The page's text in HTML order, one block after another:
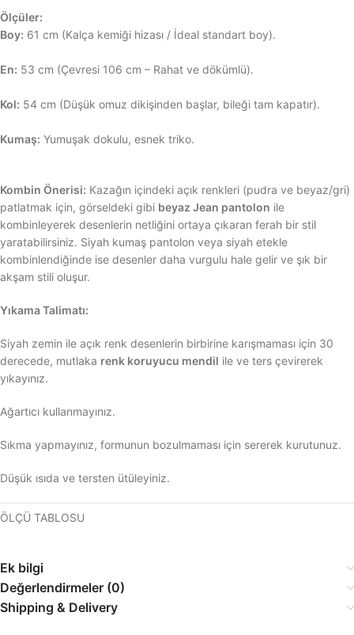
Ölçüler:
Boy: 61 cm (Kalça kemiği hizası / İdeal standart boy).
En: 53 cm (Çevresi 106 cm – Rahat ve dökümlü).
Kol: 54 cm (Düşük omuz dikişinden başlar, bileği tam kapatır).
Kumaş: Yumuşak dokulu, esnek triko.
Kombin Önerisi: Kazağın içindeki açık renkleri (pudra ve beyaz/gri)
patlatmak için, görseldeki gibi beyaz Jean pantolon ile
kombinleyerek desenlerin netliğini ortaya çıkaran ferah bir stil
yaratabilirsiniz. Siyah kumaş pantolon veya siyah etekle
kombinlendiğinde ise desenler daha vurgulu hale gelir ve şık bir
akşam stili oluşur.
Yıkama Talimatı:
Siyah zemin ile açık renk desenlerin birbirine karışmaması için 30
derecede, mutlaka renk koruyucu mendil ile ve ters çevirerek
yıkayınız.
Ağartıcı kullanmayınız.
Sıkma yapmayınız, formunun bozulmaması için sererek kurutunuz.
Düşük ısıda ve tersten ütüleyiniz.
ÖLÇÜ TABLOSU
Ek bilgi
Değerlendirmeler (0)
Shipping & Delivery